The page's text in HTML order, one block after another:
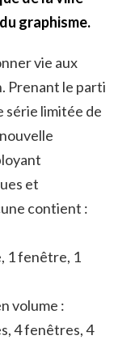
graphisme.
vie aux
Prenant le parti
série limitée de
et
contient :
1 fenêtre, 1
volume :
4 fenêtres, 4